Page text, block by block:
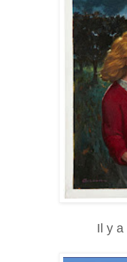
Il y a